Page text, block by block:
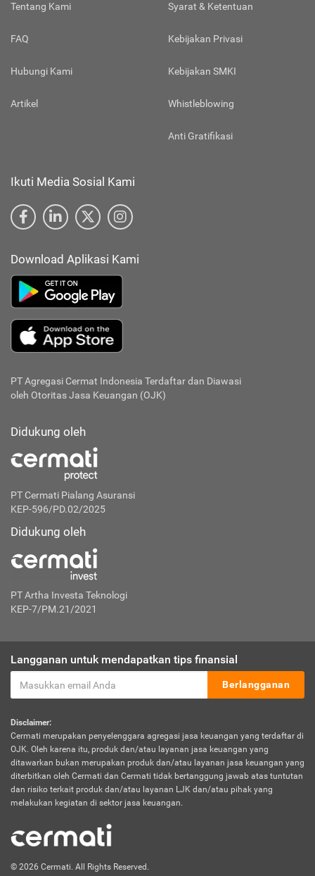
Tentang Kami
FAQ
Hubungi Kami
Artikel
Syarat & Ketentuan
Kebijakan Privasi
Kebijakan SMKI
Whistleblowing
Anti Gratifikasi
Ikuti Media Sosial Kami
Download Aplikasi Kami
PT Agregasi Cermat Indonesia Terdaftar dan Diawasi
oleh Otoritas Jasa Keuangan (OJK)
Didukung oleh
PT Cermati Pialang Asuransi
KEP-596/PD.02/2025
Didukung oleh
PT Artha Investa Teknologi
KEP-7/PM.21/2021
Langganan untuk mendapatkan tips finansial
Berlangganan
Disclaimer:
Cermati merupakan penyelenggara agregasi jasa keuangan yang terdaftar di
OJK. Oleh karena itu, produk dan/atau layanan jasa keuangan yang
ditawarkan bukan merupakan produk dan/atau layanan jasa keuangan yang
diterbitkan oleh Cermati dan Cermati tidak bertanggung jawab atas tuntutan
dan risiko terkait produk dan/atau layanan LJK dan/atau pihak yang
melakukan kegiatan di sektor jasa keuangan.
© 2026 Cermati. All Rights Reserved.